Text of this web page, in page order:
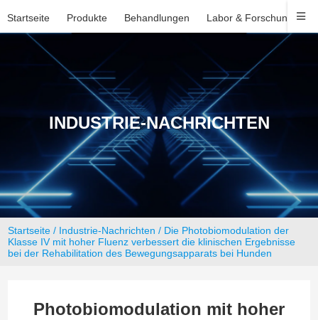
Startseite Produkte Behandlungen Labor & Forschung
INDUSTRIE-NACHRICHTEN
Startseite / Industrie-Nachrichten / Die Photobiomodulation der
Klasse IV mit hoher Fluenz verbessert die klinischen Ergebnisse
bei der Rehabilitation des Bewegungsapparats bei Hunden
Photobiomodulation mit hoher